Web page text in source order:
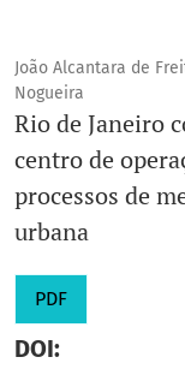
E-mail:
Unidade
Prefixo DOI:
João Alcantara de
Nogueira
Rio de Janeiro
centro de
processos de
urbana
PDF
DOI: